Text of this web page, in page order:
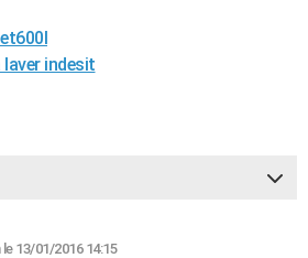
laver indesit
13/01/2016 14:15